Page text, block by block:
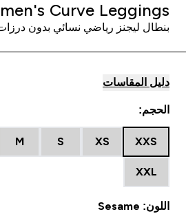
Curve Leggings
بنطال ليجنز رياضي نسائي بدون
دليل المقاسات
الحجم:
XXS
XS
S
M
XXL
اللون: Sesame